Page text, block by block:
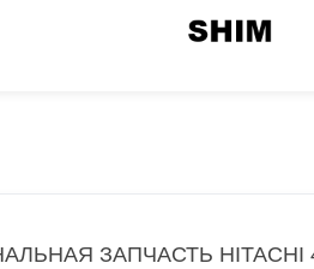
ЗАПЧАСТЬ HITACHI